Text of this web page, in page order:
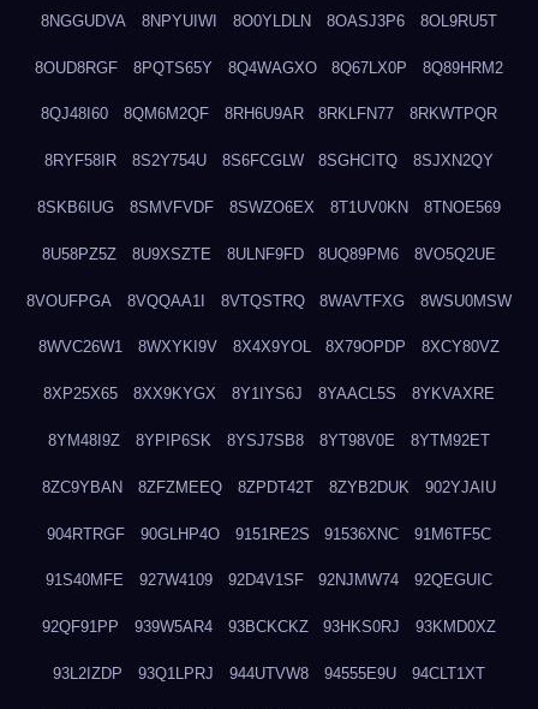
8NGGUDVA 8NPYUIWI 8O0YLDLN 8OASJ3P6 8OL9RU5T
8OUD8RGF 8PQTS65Y 8Q4WAGXO 8Q67LX0P 8Q89HRM2
8QJ48I60 8QM6M2QF 8RH6U9AR 8RKLFN77 8RKWTPQR
8RYF58IR 8S2Y754U 8S6FCGLW 8SGHCITQ 8SJXN2QY
8SKB6IUG 8SMVFVDF 8SWZO6EX 8T1UV0KN 8TNOE569
8U58PZ5Z 8U9XSZTE 8ULNF9FD 8UQ89PM6 8VO5Q2UE
8VOUFPGA 8VQQAA1I 8VTQSTRQ 8WAVTFXG 8WSU0MSW
8WVC26W1 8WXYKI9V 8X4X9YOL 8X79OPDP 8XCY80VZ
8XP25X65 8XX9KYGX 8Y1IYS6J 8YAACL5S 8YKVAXRE
8YM48I9Z 8YPIP6SK 8YSJ7SB8 8YT98V0E 8YTM92ET
8ZC9YBAN 8ZFZMEEQ 8ZPDT42T 8ZYB2DUK 902YJAIU
904RTRGF 90GLHP4O 9151RE2S 91536XNC 91M6TF5C
91S40MFE 927W4109 92D4V1SF 92NJMW74 92QEGUIC
92QF91PP 939W5AR4 93BCKCKZ 93HKS0RJ 93KMD0XZ
93L2IZDP 93Q1LPRJ 944UTVW8 94555E9U 94CLT1XT